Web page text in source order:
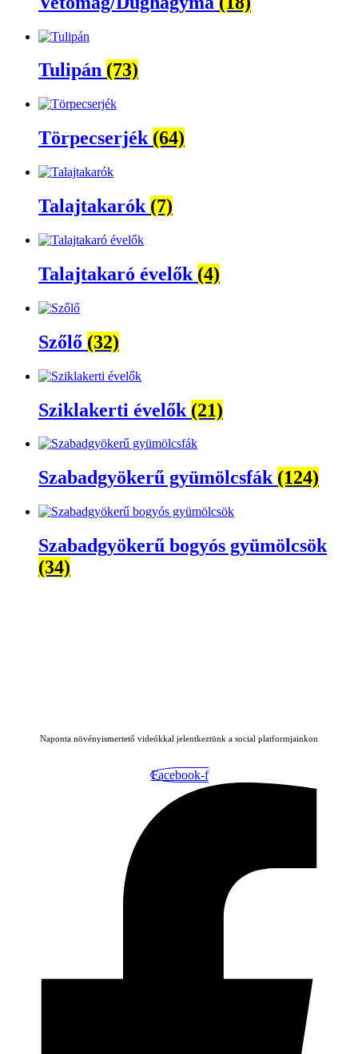
Tulipán (73)
Törpecserjék (64)
Talajtakarók (7)
Talajtakaró évelők (4)
Szőlő (32)
Sziklakerti évelők (21)
Szabadgyökerű gyümölcsfák (124)
Szabadgyökerű bogyós gyümölcsök
(34)
Naponta növényismertető videókkal jelentkeztünk a social platformjainkon
Facebook-f